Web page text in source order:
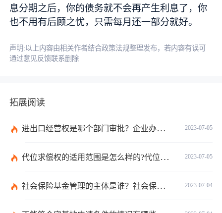
息分期之后，你的债务就不会再产生利息了，你
也不用有后顾之忧，只需每月还一部分就好。
声明:以上内容由相关作者结合政策法规整理发布，若内容有误可
通过意见反馈联系删除
拓展阅读
2023-07-05
进出口经营权是哪个部门审批？企业办理进出口权的流程是怎么样的？ 世界速讯
2023-07-05
代位求偿权的适用范围是怎么样的?代位求偿权的行使条件是什么？-独家
2023-07-04
社会保险基金管理的主体是谁？社会保险基金投资运营的管理有几方面？